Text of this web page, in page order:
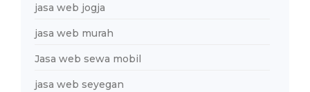
jasa web jogja
jasa web murah
Jasa web sewa mobil
jasa web seyegan